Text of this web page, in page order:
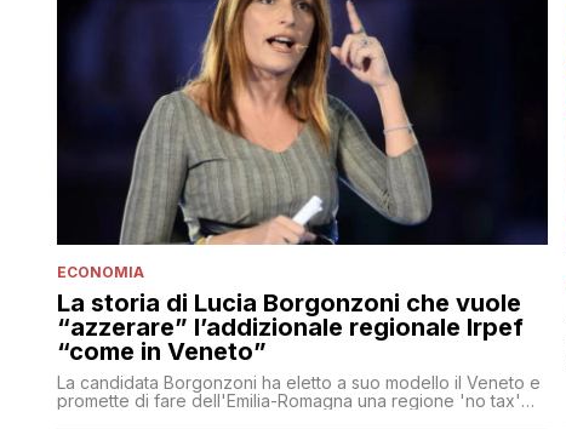
ECONOMIA
La storia di Lucia Borgonzoni che vuole
“azzerare” l’addizionale regionale Irpef
“come in Veneto”
La candidata Borgonzoni ha eletto a suo modello il Veneto e
promette di fare dell'Emilia-Romagna una regione 'no tax'